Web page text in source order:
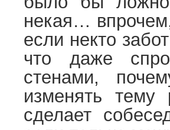
некая…
если некто
что даже
стенами,
изменять тему
сделает